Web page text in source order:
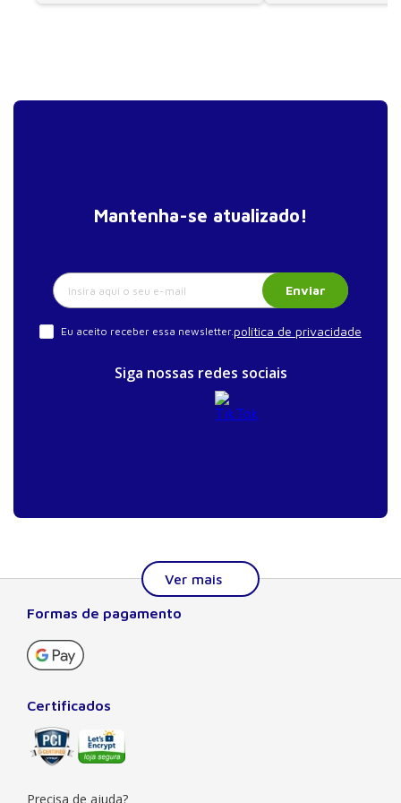
Mantenha-se atualizado!
Enviar
Eu aceito receber essa newsletter.política de privacidade
Siga nossas redes sociais
A Editora Manole é líder em prover conteúdo essencial à
científicas, técnicas e profissionais. Seu catálogo, com
quase dois mil títulos de autores nacionais e estrangeiros,
preza pela excelência gráfica e editorial, buscando oferecer
ao leitor o melhor da produção acadêmica e científica
Manole também
Formas de pagamento
Certificados
Precisa de ajuda?